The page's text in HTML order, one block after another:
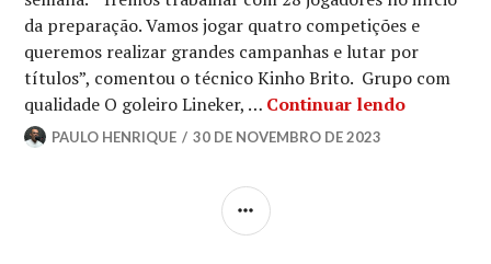
da preparação. Vamos jogar quatro competições e
queremos realizar grandes campanhas e lutar por
títulos”, comentou o técnico Kinho Brito. Grupo com
qualidade O goleiro Lineker, … Continuar lendo
PAULO HENRIQUE 30 DE NOVEMBRO DE 2023